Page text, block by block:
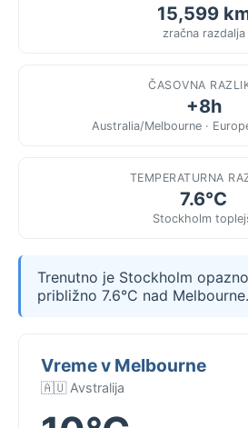
15,599
zračna razdalja
ČASOVNA
+8h
Australia/Melbourne ·
TEMPERATURNA
7.6°C
Stockholm
Trenutno je Stockholm
približno 7.6°C nad Melbourne.
Vreme v Melbourne
🇦🇺 Avstralija